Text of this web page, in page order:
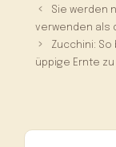
Sie werden
verwenden als
Zucchini: So
üppige Ernte